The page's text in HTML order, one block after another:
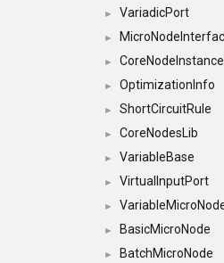
► VariadicPort
►
►
► OptimizationInfo
► ShortCircuitRule
► CoreNodesLib
► VariableBase
► VirtualInputPort
►
► BasicMicroNode
► BatchMicroNode